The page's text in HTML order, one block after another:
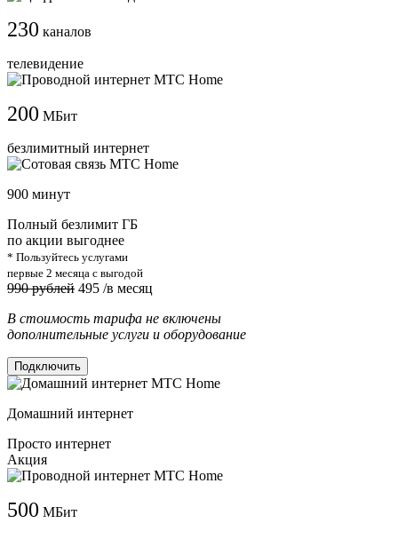
230 каналов
телевидение
200 МБит
безлимитный интернет
900 минут
Полный безлимит ГБ
по акции выгоднее
* Пользуйтесь услугами
первые 2 месяца с выгодой
990 рублей 495 /в месяц
В стоимость тарифа не включены
дополнительные услуги и оборудование
Подключить
Домашний интернет
Просто интернет
Акция
500 МБит